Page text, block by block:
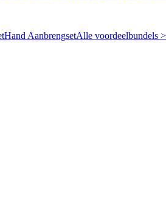
Hand AanbrengsetAlle voordeelbundels >